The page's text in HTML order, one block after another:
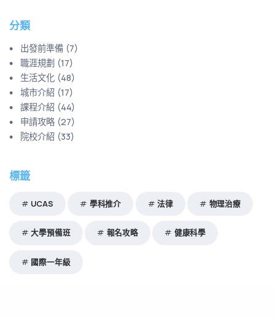
分類
出發前準備 (7)
職涯規劃 (17)
生活文化 (48)
城市介紹 (17)
課程介紹 (44)
申請攻略 (27)
院校介紹 (33)
標籤
UCAS 學科推介 法律 物理治療
大學預備班 報名攻略 健康科學
國際一年級